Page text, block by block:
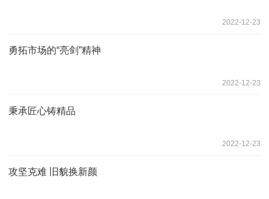
2022-12-23
勇拓市场的“亮剑”精神
2022-12-23
秉承匠心铸精品
2022-12-23
攻坚克难 旧貌换新颜